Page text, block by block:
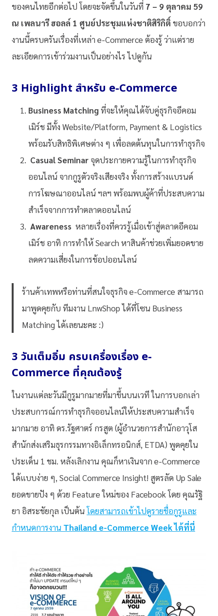
ของคนไทยอีกต่อไป โดยจะจัดขึ้นในวันที่ 7 – 9 ตุลาคม 59
ณ เพลนารี ฮอลล์ 1 ศูนย์ประชุมแห่งชาติสิริกิติ์ ขอบอกว่า
งานนี้ครบครันเรื่องที่เหล่า e-Commerce ต้องรู้ ว่าแต่ราย
ละเอียดการเข้าร่วมงานเป็นอย่างไร ไปดูกัน
3 Highlight สำหรับ e-Commerce
Business Matchingที่จะให้คุณได้จับคู่ธุรกิจอีคอม
เมิร์ช มีทั้ง Website/Platform, Payment & Logistics
พร้อมรับสิทธิพิเศษต่าง ๆ เพื่อลดต้นทุนในการทำธุรกิจ
Casual Seminar จุดประกายความรู้ในการทำธุรกิจ
ออนไลน์ จากกูรูตัวจริงเสียงจริง ทั้งการสร้างแบรนด์
การโฆษณาออนไลน์ ฯลฯ พร้อมพบผู้ค้าที่ประสบความ
สำเร็จจากการทำตลาดออนไลน์
Awareness หลายเรื่องที่ควรรู้เมื่อเข้าสู่ตลาดอีคอม
เมิร์ช อาทิ การทำให้ Search หาสินค้าช่วยเพิ่มยอดขาย
ลดความเสี่ยงในการช้อปออนไลน์
ร้านค้าเทพหรือท่านที่สนใจธุรกิจ e-Commerce สามารถ
มาพูดคุยกับ ทีมงาน LnwShop ได้ที่โซน Business
Matching ได้เลยนะคะ :)
3 วันเต็มอิ่ม ครบเครื่องเรื่อง e-
Commerce ที่คุณต้องรู้
ในงานแต่ละวันมีกูรูมากมายที่มาขึ้นบนเวที ในการบอกเล่า
ประสบการณ์การทำธุรกิจออนไลน์ให้ประสบความสำเร็จ
มากมาย อาทิ ดร.รัฐศาตร์ กรสูต (ผู้อำนวยการสำนักอาวุโส
สำนักส่งเสริมธุรกรรมทางอิเล็กทรอนิกส์, ETDA) พูดคุยใน
ประเด็น 1 ชม. หลังเลิกงาน คุณก็หาเงินจาก e-Commerce
ได้แบบง่าย ๆ, Social Commerce Insight! สูตรลัด Up Sale
ยอดขายปัง ๆ ด้วย Feature ใหม่ของ Facebook โดย คุณรัฐิ
ยา อิสระชัยกุล เป็นต้นโดยสามารถเข้าไปดูรายชื่อกูรูและ
กำหนดการงาน Thailand e-Commerce Week ได้ที่นี่